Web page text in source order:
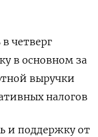
четверг
в основном за
выручки
налогов
и поддержку от